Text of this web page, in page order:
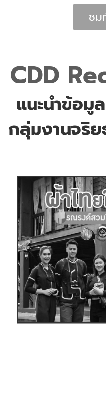
ชม
CDD
แนะนำข้อมู
กลุ่มงานจริย